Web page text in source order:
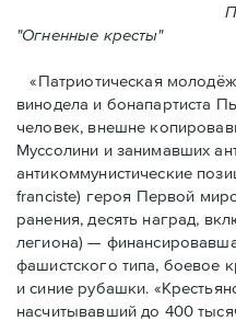
"Огненные кресты"
«Патриотическая
винодела и бонапартиста
человек, внешне
Муссолини и занимавших
антикоммунистические
franciste) героя Первой
ранения, десять наград,
легиона) —
фашистского типа, боевое
и синие рубашки.
насчитывавший до 400